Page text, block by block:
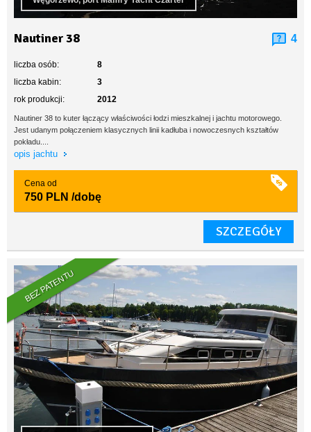
Nautiner 38 4
liczba osób:
8
liczba kabin:
3
rok produkcji:
2012
Nautiner 38 to kuter łączący właściwości łodzi mieszkalnej i jachtu motorowego.
Jest udanym połączeniem klasycznych linii kadłuba i nowoczesnych kształtów
pokładu....
opis jachtu
Cena od
750 PLN /dobę
SZCZEGÓŁY
BEZ PATENTU